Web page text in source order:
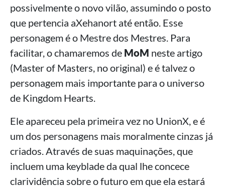
possivelmente o novo vilão, assumindo o posto
que pertencia aXehanort até então. Esse
personagem é o Mestre dos Mestres. Para
facilitar, o chamaremos de MoM neste artigo
(Master of Masters, no original) e é talvez o
personagem mais importante para o universo
de Kingdom Hearts.
Ele apareceu pela primeira vez no UnionX, e é
um dos personagens mais moralmente cinzas já
criados. Através de suas maquinações, que
incluem uma keyblade da qual lhe concece
clarividência sobre o futuro em que ela estará